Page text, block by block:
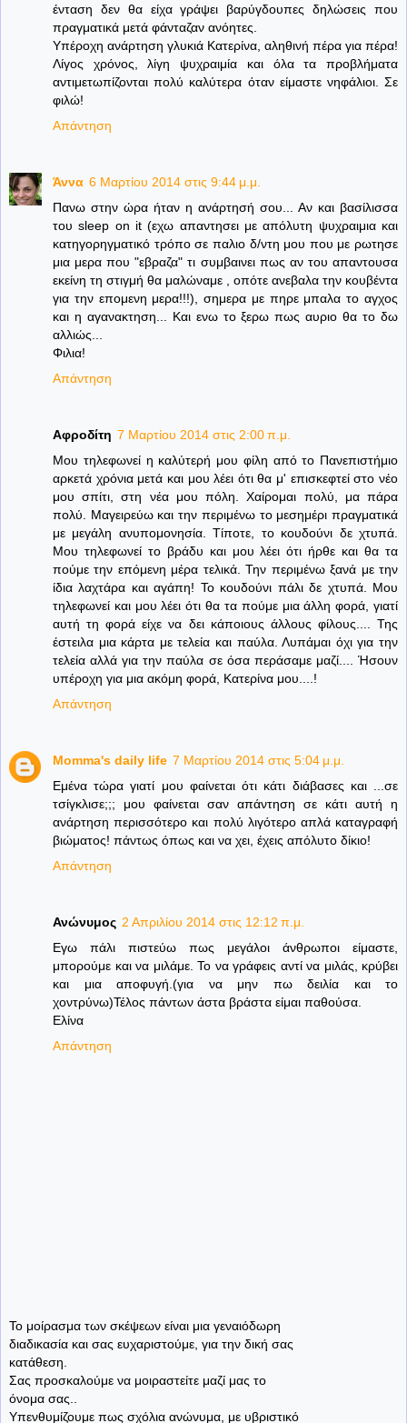
ένταση δεν θα είχα γράψει βαρύγδουπες δηλώσεις που
πραγματικά μετά φάνταζαν ανόητες.
Υπέροχη ανάρτηση γλυκιά Κατερίνα, αληθινή πέρα για πέρα!
Λίγος χρόνος, λίγη ψυχραιμία και όλα τα προβλήματα
αντιμετωπίζονται πολύ καλύτερα όταν είμαστε νηφάλιοι. Σε
φιλώ!
Απάντηση
Άννα 6 Μαρτίου 2014 στις 9:44 μ.μ.
Πανω στην ώρα ήταν η ανάρτησή σου... Αν και βασίλισσα
του sleep on it (εχω απαντησει με απόλυτη ψυχραιμια και
κατηγορηγματικό τρόπο σε παλιο δ/ντη μου που με ρωτησε
μια μερα που "εβραζα" τι συμβαινει πως αν του απαντουσα
εκείνη τη στιγμή θα μαλώναμε , οπότε ανεβαλα την κουβέντα
για την επομενη μερα!!!), σημερα με πηρε μπαλα το αγχος
και η αγανακτηση... Και ενω το ξερω πως αυριο θα το δω
αλλιώς...
Φιλια!
Απάντηση
Αφροδίτη 7 Μαρτίου 2014 στις 2:00 π.μ.
Μου τηλεφωνεί η καλύτερή μου φίλη από το Πανεπιστήμιο
αρκετά χρόνια μετά και μου λέει ότι θα μ' επισκεφτεί στο νέο
μου σπίτι, στη νέα μου πόλη. Χαίρομαι πολύ, μα πάρα
πολύ. Μαγειρεύω και την περιμένω το μεσημέρι πραγματικά
με μεγάλη ανυπομονησία. Τίποτε, το κουδούνι δε χτυπά.
Μου τηλεφωνεί το βράδυ και μου λέει ότι ήρθε και θα τα
πούμε την επόμενη μέρα τελικά. Την περιμένω ξανά με την
ίδια λαχτάρα και αγάπη! Το κουδούνι πάλι δε χτυπά. Μου
τηλεφωνεί και μου λέει ότι θα τα πούμε μια άλλη φορά, γιατί
αυτή τη φορά είχε να δει κάποιους άλλους φίλους.... Της
έστειλα μια κάρτα με τελεία και παύλα. Λυπάμαι όχι για την
τελεία αλλά για την παύλα σε όσα περάσαμε μαζί.... Ήσουν
υπέροχη για μια ακόμη φορά, Κατερίνα μου....!
Απάντηση
Momma's daily life 7 Μαρτίου 2014 στις 5:04 μ.μ.
Εμένα τώρα γιατί μου φαίνεται ότι κάτι διάβασες και ...σε
τσίγκλισε;;; μου φαίνεται σαν απάντηση σε κάτι αυτή η
ανάρτηση περισσότερο και πολύ λιγότερο απλά καταγραφή
βιώματος! πάντως όπως και να χει, έχεις απόλυτο δίκιο!
Απάντηση
Ανώνυμος 2 Απριλίου 2014 στις 12:12 π.μ.
Εγω πάλι πιστεύω πως μεγάλοι άνθρωποι είμαστε,
μπορούμε και να μιλάμε. Το να γράφεις αντί να μιλάς, κρύβει
και μια αποφυγή.(για να μην πω δειλία και το
χοντρύνω)Τέλος πάντων άστα βράστα είμαι παθούσα.
Ελίνα
Απάντηση
Το μοίρασμα των σκέψεων είναι μια γεναιόδωρη
διαδικασία και σας ευχαριστούμε, για την δική σας
κατάθεση.
Σας προσκαλούμε να μοιραστείτε μαζί μας το
όνομα σας..
Υπενθυμίζουμε πως σχόλια ανώνυμα, με υβριστικό